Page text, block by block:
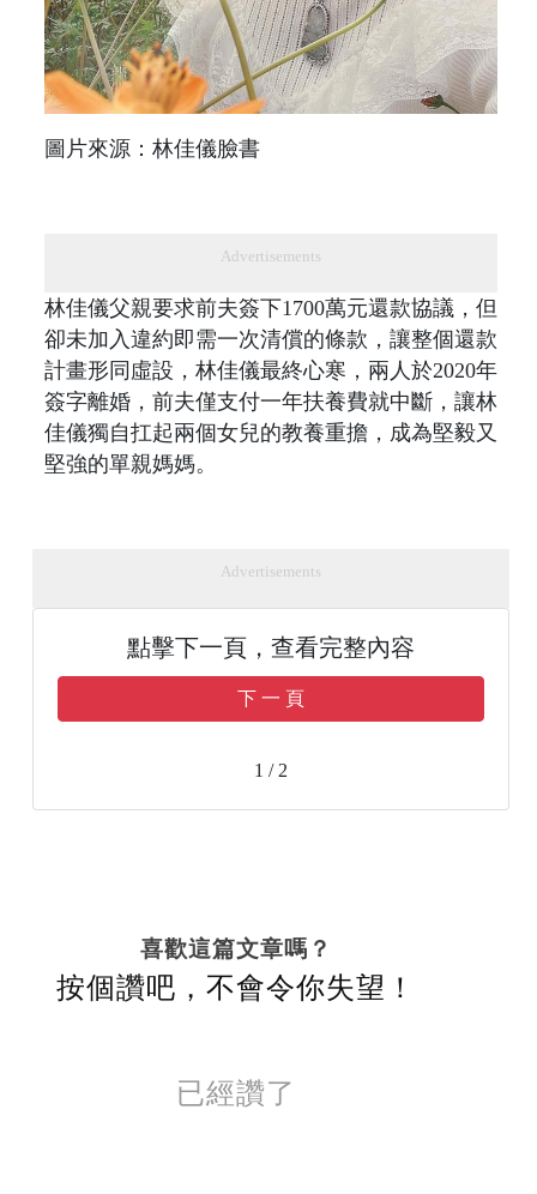
圖片來源：林佳儀臉書
Advertisements
林佳儀父親要求前夫簽下1700萬元還款協議，但
卻未加入違約即需一次清償的條款，讓整個還款
計畫形同虛設，林佳儀最終心寒，兩人於2020年
簽字離婚，前夫僅支付一年扶養費就中斷，讓林
佳儀獨自扛起兩個女兒的教養重擔，成為堅毅又
堅強的單親媽媽。
Advertisements
點擊下一頁，查看完整內容
下 一 頁
1 / 2
喜歡這篇文章嗎？
按個讚吧，不會令你失望！
已經讚了